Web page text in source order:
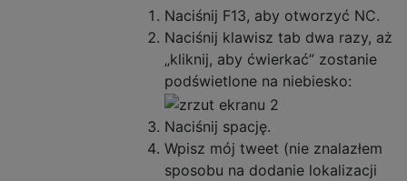
Naciśnij F13, aby otworzyć NC.
Naciśnij klawisz tab dwa razy, aż
„kliknij, aby ćwierkać” zostanie
podświetlone na niebiesko:
Naciśnij spację.
Wpisz mój tweet (nie znalazłem
sposobu na dodanie lokalizacji